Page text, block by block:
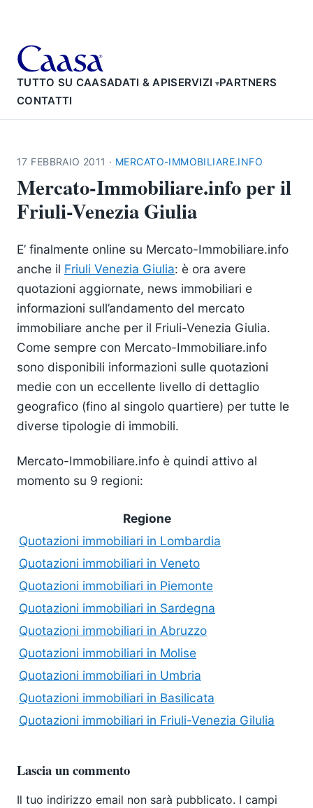
TUTTO SU CAASADATI & APISERVIZI PARTNERS
CONTATTI
17 FEBBRAIO 2011 · MERCATO-IMMOBILIARE.INFO
Mercato-Immobiliare.info per il
Friuli-Venezia Giulia
E’ finalmente online su Mercato-Immobiliare.info
anche il Friuli Venezia Giulia: è ora avere
quotazioni aggiornate, news immobiliari e
informazioni sull’andamento del mercato
immobiliare anche per il Friuli-Venezia Giulia.
Come sempre con Mercato-Immobiliare.info
sono disponibili informazioni sulle quotazioni
medie con un eccellente livello di dettaglio
geografico (fino al singolo quartiere) per tutte le
diverse tipologie di immobili.
Mercato-Immobiliare.info è quindi attivo al
momento su 9 regioni:
Regione
Quotazioni immobiliari in Lombardia
Quotazioni immobiliari in Veneto
Quotazioni immobiliari in Piemonte
Quotazioni immobiliari in Sardegna
Quotazioni immobiliari in Abruzzo
Quotazioni immobiliari in Molise
Quotazioni immobiliari in Umbria
Quotazioni immobiliari in Basilicata
Quotazioni immobiliari in Friuli-Venezia Gilulia
Lascia un commento
Il tuo indirizzo email non sarà pubblicato. I campi